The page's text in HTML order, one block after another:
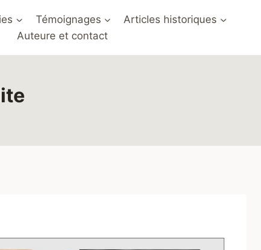
Témoignages
Articles historiques
Auteure et contact